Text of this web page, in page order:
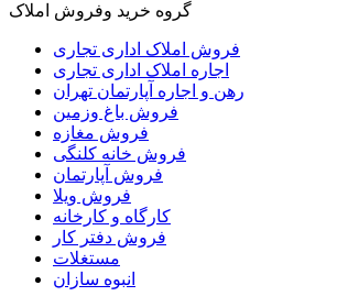
گروه خرید وفروش املاک
فروش املاک اداری تجاری
اجاره املاک اداری تجاری
رهن و اجاره آپارتمان تهران
فروش باغ وزمین
فروش مغازه
فروش خانه کلنگی
فروش آپارتمان
فروش ویلا
کارگاه و کارخانه
فروش دفتر کار
مستغلات
انبوه سازان